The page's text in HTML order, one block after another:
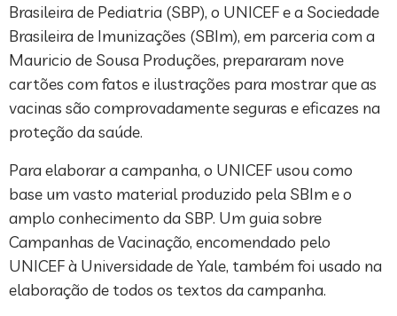
Brasileira de Pediatria (SBP), o UNICEF e a Sociedade
Brasileira de Imunizações (SBIm), em parceria com a
Mauricio de Sousa Produções, prepararam nove
cartões com fatos e ilustrações para mostrar que as
vacinas são comprovadamente seguras e eficazes na
proteção da saúde.
Para elaborar a campanha, o UNICEF usou como
base um vasto material produzido pela SBIm e o
amplo conhecimento da SBP. Um guia sobre
Campanhas de Vacinação, encomendado pelo
UNICEF à Universidade de Yale, também foi usado na
elaboração de todos os textos da campanha.